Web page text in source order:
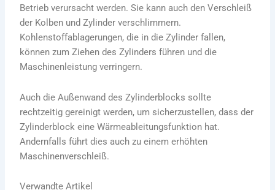
Betrieb verursacht werden. Sie kann auch den Verschleiß
der Kolben und Zylinder verschlimmern.
Kohlenstoffablagerungen, die in die Zylinder fallen,
können zum Ziehen des Zylinders führen und die
Maschinenleistung verringern.
Auch die Außenwand des Zylinderblocks sollte
rechtzeitig gereinigt werden, um sicherzustellen, dass der
Zylinderblock eine Wärmeableitungsfunktion hat.
Andernfalls führt dies auch zu einem erhöhten
Maschinenverschleiß.
Verwandte Artikel